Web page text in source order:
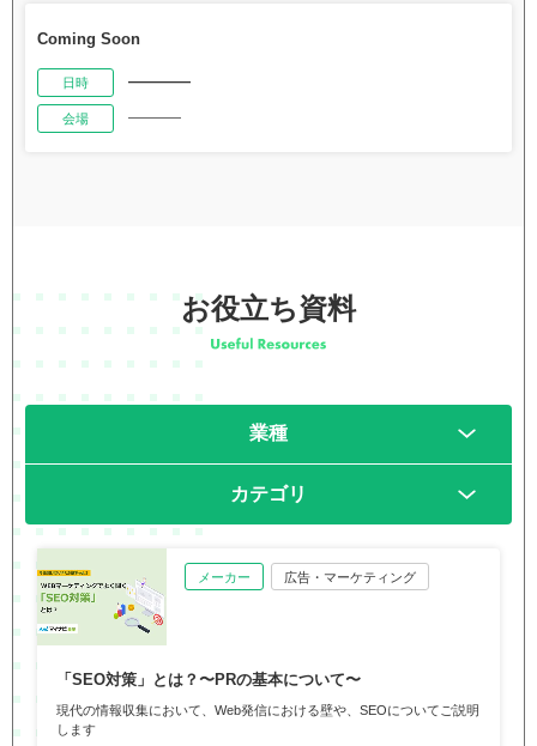
Coming Soon
日時 ――――
会場 ――――
お役立ち資料
業種
カテゴリ
メーカー 広告・マーケティング
「SEO対策」とは？〜PRの基本について〜
現代の情報収集において、Web発信における壁や、SEOについてご説明
します